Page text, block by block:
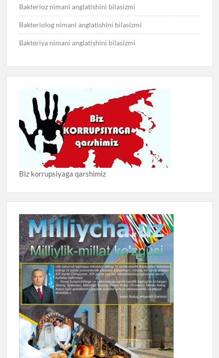
Bakterioz nimani anglatishini bilasizmi
Bakteriolog nimani anglatishini bilasizmi
Bakteriya nimani anglatishini bilasizmi
Biz korrupsiyaga qarshimiz